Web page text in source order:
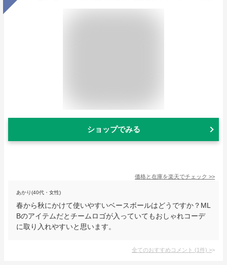
ショップでみる
価格と在庫を楽天でチェック >>
あかり(40代・女性)
春から秋にかけて使いやすいベースボールはどうですか？ML
Bのアイテムだとチームロゴが入っていてもおしゃれコーデ
に取り入れやすいと思います。
全てのおすすめコメント (1件) >